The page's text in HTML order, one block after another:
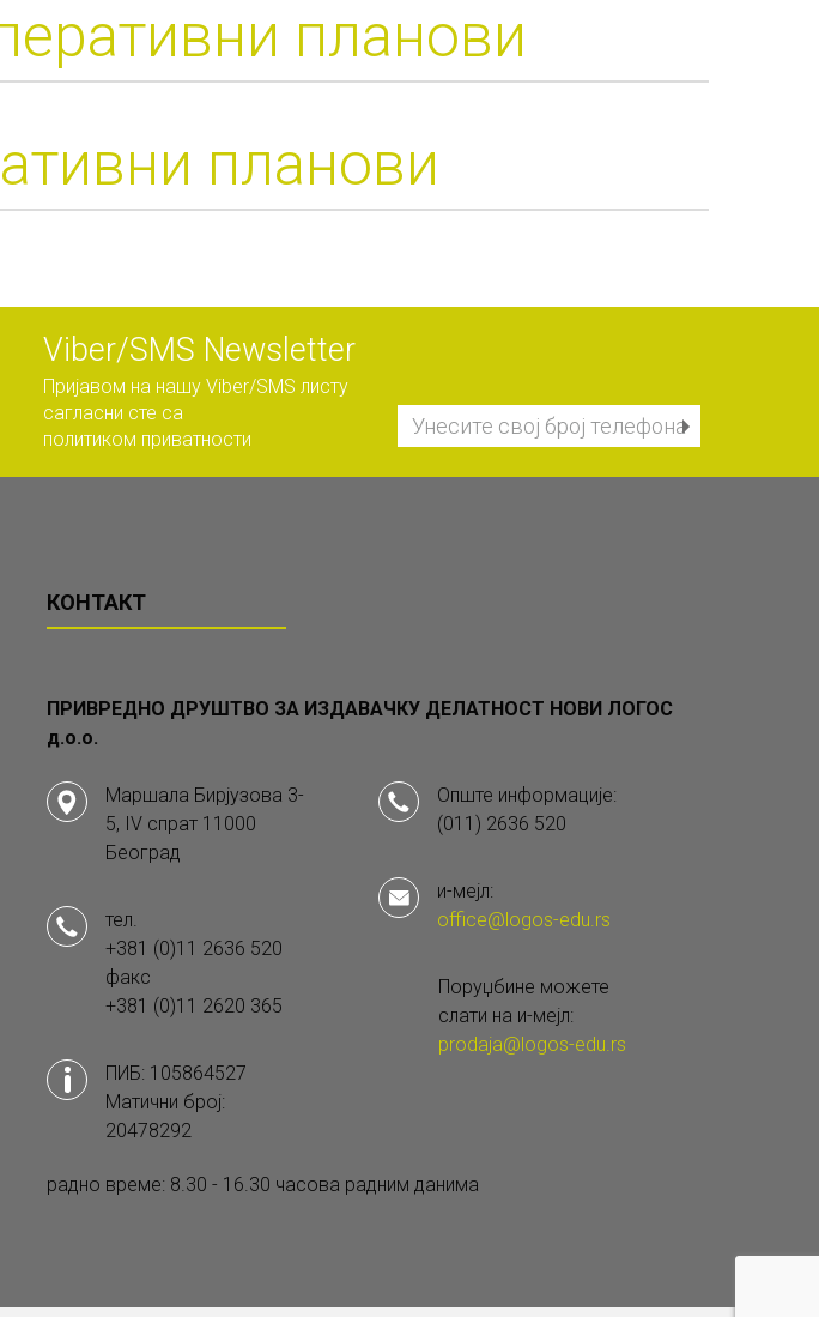
планови
планови
Viber/SMS Newsletter
Пријавом на нашу Viber/SMS листу
сагласни сте са
политиком приватности
КОНТАКТ
ПРИВРЕДНО ДРУШТВО ЗА ИЗДАВАЧКУ ДЕЛАТНОСТ НОВИ ЛОГОС
д.о.о.
Маршала Бирјузова 3-
5, IV спрат 11000
Београд
тел.
+381 (0)11 2636 520
факс
+381 (0)11 2620 365
ПИБ: 105864527
Матични број:
20478292
Опште информације:
(011) 2636 520
и-мејл:
office@logos-edu.rs
Поруџбине можете
слати на и-мејл:
prodaja@logos-edu.rs
радно време: 8.30 - 16.30 часова радним данима